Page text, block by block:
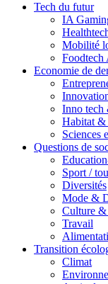
Tech du futur
IA
Mobilité
Foodtech
Economie de
Inno tech
Habitat &
Sciences
Questions de
Sport /
Diversités
Mode &
Culture &
Travail
Transition
Climat